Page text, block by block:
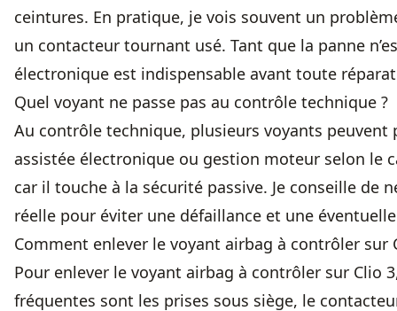
ceintures. En pratique, je vois souvent un
un contacteur tournant usé. Tant que la panne
électronique est indispensable avant toute
Quel voyant ne passe pas au contrôle technique ?
Au contrôle technique, plusieurs voyants
assistée électronique ou gestion moteur selon le
car il touche à la sécurité passive. Je conseille
réelle pour éviter une défaillance et une
Comment enlever le voyant airbag à contrôler sur
Pour enlever le voyant airbag à contrôler sur Clio
fréquentes sont les prises sous siège, le